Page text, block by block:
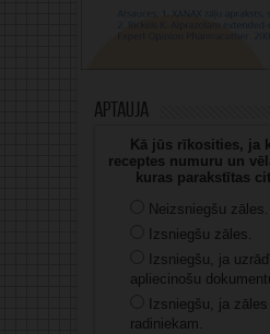
Aptauja
Kā jūs rīkosities, ja
receptes numuru un
kuras parakstītas
Neizsniegšu zāles.
Izsniegšu zāles.
Izsniegšu, ja
apliecinošu
Izsniegšu, ja
radiniekam.